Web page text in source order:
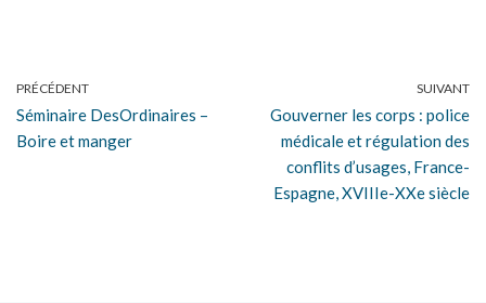
PRÉCÉDENT
Séminaire DesOrdinaires –
Boire et manger
SUIVANT
Gouverner les corps : police
médicale et régulation des
conflits d’usages, France-
Espagne, XVIIIe-XXe siècle